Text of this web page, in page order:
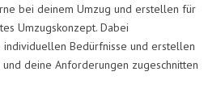
bei deinem Umzug und erstellen für
Umzugskonzept. Dabei
Bedürfnisse und erstellen
deine Anforderungen zugeschnitten